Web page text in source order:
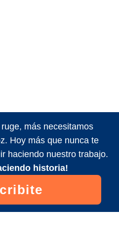
más necesitamos
Hoy más que nunca te
haciendo nuestro trabajo.
historia!